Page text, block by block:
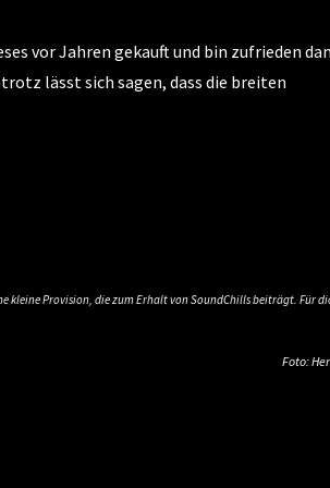
vor Jahren gekauft und bin zufrieden
lässt sich sagen, dass die breiten
kleine Provision, die zum Erhalt von SoundChills beiträgt. Für
Foto: